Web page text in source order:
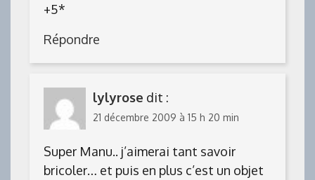
+5*
Répondre
lylyrose dit :
21 décembre 2009 à 15 h 20 min
Super Manu.. j’aimerai tant savoir
bricoler… et puis en plus c’est un objet